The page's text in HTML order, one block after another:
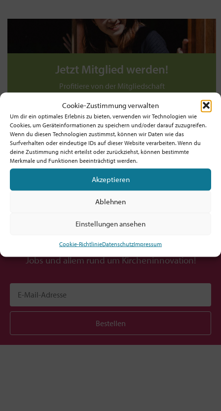
Cookie-Zustimmung verwalten
Um dir ein optimales Erlebnis zu bieten, verwenden wir Technologien wie
Cookies, um Geräteinformationen zu speichern und/oder darauf zuzugreifen.
Wenn du diesen Technologien zustimmst, können wir Daten wie das
Surfverhalten oder eindeutige IDs auf dieser Website verarbeiten. Wenn du
deine Zustimmung nicht erteilst oder zurückziehst, können bestimmte
Merkmale und Funktionen beeinträchtigt werden.
Akzeptieren
Ablehnen
Einstellungen ansehen
Cookie-RichtlinieDatenschutzImpressum
Jetzt Mitglied werden!
Profitiere von der Mitgliedschaft
Werde jetzt Mitglied ab 5€/Monat!
TIPP: Prüfe, ob dein Arbeitgeber! / deine
Dienststelle die Mitgliedschaft zahlt!
Inspirationen, Events,
Jobs und allem rund um Kircheninnovation!
Bestellen